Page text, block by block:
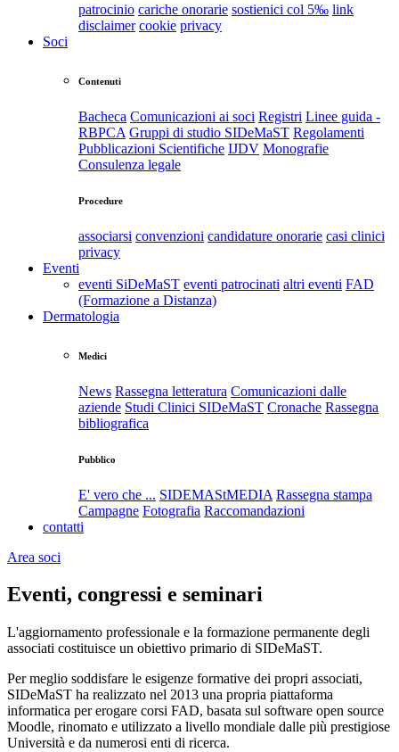
patrocinio cariche onorarie sostienici col 5‰ link
disclaimer cookie privacy
Soci
Contenuti
Bacheca Comunicazioni ai soci Registri Linee guida -
RBPCA Gruppi di studio SIDeMaST Regolamenti
Pubblicazioni Scientifiche IJDV Monografie
Consulenza legale
Procedure
associarsi convenzioni candidature onorarie casi clinici
privacy
Eventi
eventi SiDeMaST eventi patrocinati altri eventi FAD
(Formazione a Distanza)
Dermatologia
Medici
News Rassegna letteratura Comunicazioni dalle
aziende Studi Clinici SIDeMaST Cronache Rassegna
bibliografica
Pubblico
E' vero che ... SIDEMAStMEDIA Rassegna stampa
Campagne Fotografia Raccomandazioni
contatti
Area soci
Eventi, congressi e seminari
L'aggiornamento professionale e la formazione permanente degli
associati costituisce un obiettivo primario di SIDeMaST.
Per meglio soddisfare le esigenze formative dei propri associati,
SIDeMaST ha realizzato nel 2013 una propria piattaforma
informatica per erogare corsi FAD, basata sul software open source
Moodle, rinomato e utilizzato a livello mondiale dalle più prestigiose
Università e da numerosi enti di ricerca.